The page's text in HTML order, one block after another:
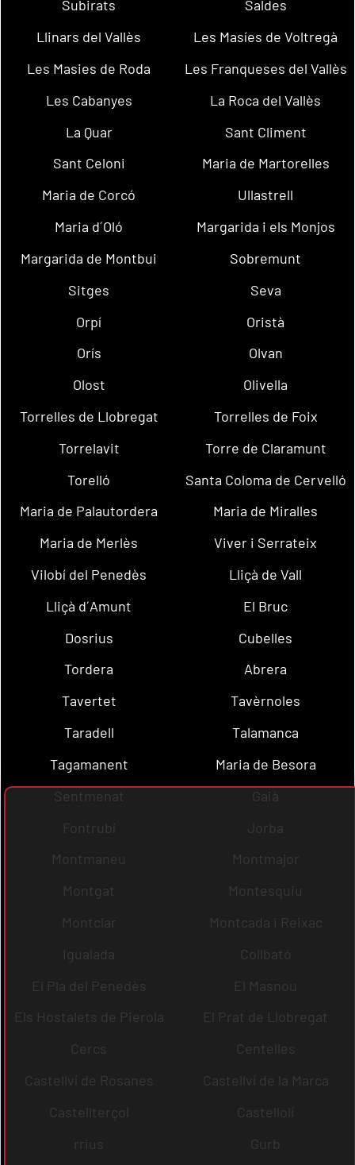
Subirats
Saldes
Llinars del Vallès
Les Masíes de Voltregà
Les Masies de Roda
Les Franqueses del Vallès
Les Cabanyes
La Roca del Vallès
La Quar
Sant Climent
Sant Celoni
Maria de Martorelles
Maria de Corcó
Ullastrell
Maria d´Oló
Margarida i els Monjos
Margarida de Montbui
Sobremunt
Sitges
Seva
Orpí
Oristà
Orís
Olvan
Olost
Olivella
Torrelles de Llobregat
Torrelles de Foix
Torrelavit
Torre de Claramunt
Torelló
Santa Coloma de Cervelló
Maria de Palautordera
Maria de Miralles
Maria de Merlès
Viver i Serrateix
Vilobí del Penedès
Lliçà de Vall
Lliçà d´Amunt
El Bruc
Dosrius
Cubelles
Tordera
Abrera
Tavertet
Tavèrnoles
Taradell
Talamanca
Tagamanent
Maria de Besora
Sentmenat
Gaià
Fontrubí
Jorba
Montmaneu
Montmajor
Montgat
Montesquiu
Montclar
Montcada i Reixac
Igualada
Collbató
El Pla del Penedès
El Masnou
Els Hostalets de Pierola
El Prat de Llobregat
Cercs
Centelles
Castellví de Rosanes
Castellví de la Marca
Castellterçol
Castellolí
rrius
Gurb